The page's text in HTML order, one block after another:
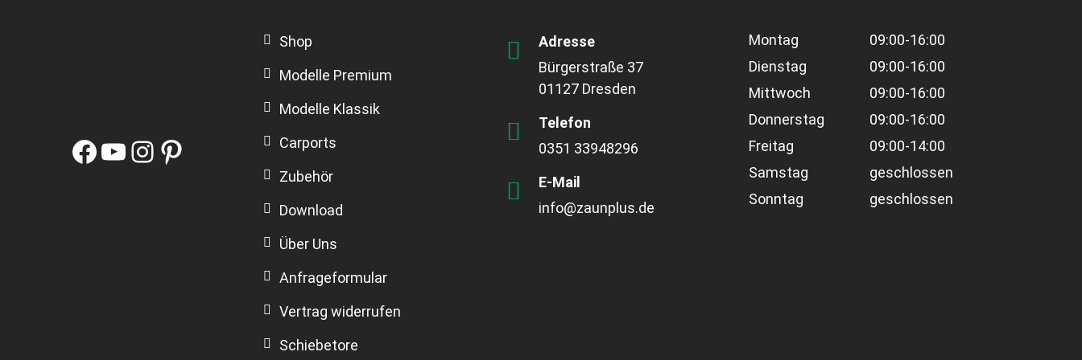
Facebook
YouTube
Instagram
Pinterest
Shop
Modelle Premium
Modelle Klassik
Carports
Zubehör
Download
Über Uns
Anfrageformular
Vertrag widerrufen
Schiebetore
Adresse
Bürgerstraße 37
01127 Dresden
Telefon
0351 33948296
E-Mail
info@zaunplus.de
Montag
09:00-16:00
Dienstag
09:00-16:00
Mittwoch
09:00-16:00
Donnerstag
09:00-16:00
Freitag
09:00-14:00
Samstag
geschlossen
Sonntag
geschlossen